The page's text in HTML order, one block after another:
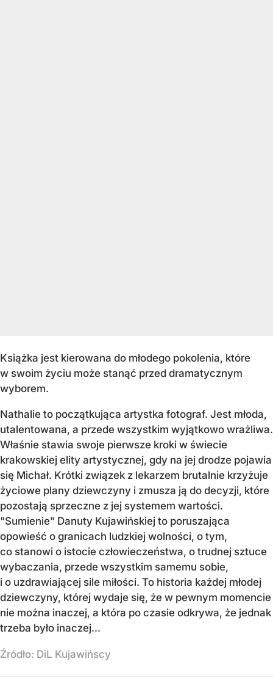
Książka jest kierowana do młodego pokolenia, które
w swoim życiu może stanąć przed dramatycznym
wyborem.
Nathalie to początkująca artystka fotograf. Jest młoda,
utalentowana, a przede wszystkim wyjątkowo wrażliwa.
Właśnie stawia swoje pierwsze kroki w świecie
krakowskiej elity artystycznej, gdy na jej drodze pojawia
się Michał. Krótki związek z lekarzem brutalnie krzyżuje
życiowe plany dziewczyny i zmusza ją do decyzji, które
pozostają sprzeczne z jej systemem wartości.
"Sumienie" Danuty Kujawińskiej to poruszająca
opowieść o granicach ludzkiej wolności, o tym,
co stanowi o istocie człowieczeństwa, o trudnej sztuce
wybaczania, przede wszystkim samemu sobie,
i o uzdrawiającej sile miłości. To historia każdej młodej
dziewczyny, której wydaje się, że w pewnym momencie
nie można inaczej, a która po czasie odkrywa, że jednak
trzeba było inaczej...
Źródło: DiL Kujawińscy